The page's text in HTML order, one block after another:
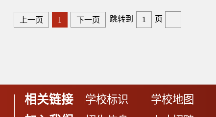
上一页 1 下一页 跳转到 页
相关链接 学校标识 学校地图